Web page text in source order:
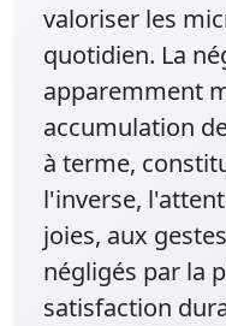
valoriser les
quotidien. La
apparemment
accumulation
à terme,
l'inverse,
joies, aux
négligés par la
satisfaction